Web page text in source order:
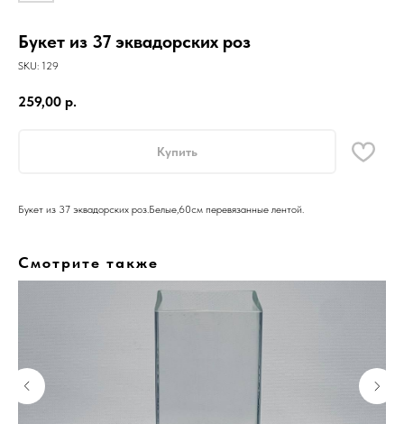
Букет из 37 эквадорских роз
SKU: 129
259,00 р.
Купить
Букет из 37 эквадорских роз.Белые,60см перевязанные лентой.
Смотрите также